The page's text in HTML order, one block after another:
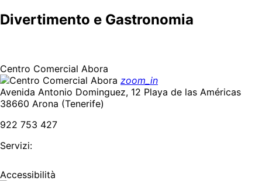
Divertimento e Gastronomia
Centro Comercial Abora
zoom_in
Avenida Antonio Dominguez, 12 Playa de las Américas
38660 Arona (Tenerife)
922 753 427
Servizi:
Accessibilità